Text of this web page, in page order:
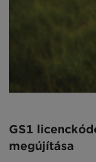
GS1
megújítása